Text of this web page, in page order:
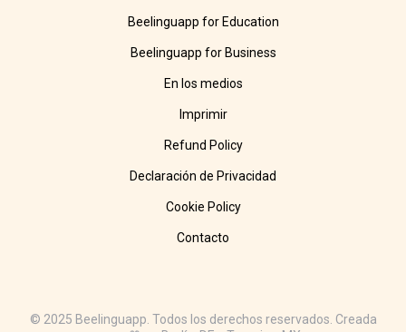
Beelinguapp for Education
Beelinguapp for Business
En los medios
Imprimir
Refund Policy
Declaración de Privacidad
Cookie Policy
Contacto
© 2025 Beelinguapp. Todos los derechos reservados. Creada